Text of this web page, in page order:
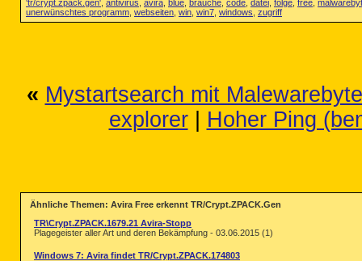
'tr/crypt.zpack.gen' antivirus avira blue brauche code datei folge free
unerwünschtes programm webseiten win win7 windows zugriff
« Mystartsearch mit
explorer| Hoher Ping
Ähnliche Themen: Avira Free erkennt TR/Crypt.ZPACK.Gen
TR\Crypt.ZPACK.1679.21 Avira-Stopp
Plagegeister aller Art und deren Bekämpfung - 03.06.2015 (1)
Windows 7: Avira findet TR/Crypt.ZPACK.174803